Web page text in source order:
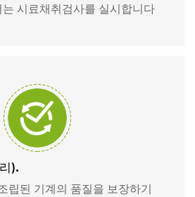
시료채취검사를 실시합니다
).
립된 기계의 품질을 보장하기